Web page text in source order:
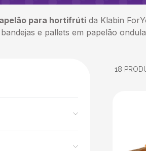
para hortifrúti da Klabin
e pallets em papelão
18
º bebidas